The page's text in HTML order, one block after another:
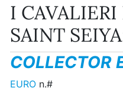
I
SAINT
COLLECTOR
EURO n.#